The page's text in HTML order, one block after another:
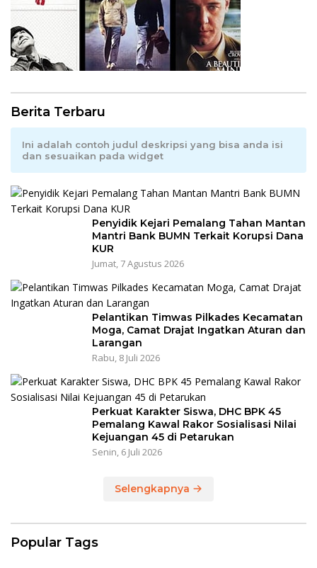
Berita Terbaru
Ini adalah contoh judul deskripsi yang bisa anda isi
dan sesuaikan pada widget
Penyidik Kejari Pemalang Tahan Mantan
Mantri Bank BUMN Terkait Korupsi Dana
KUR
Jumat, 7 Agustus 2026
Pelantikan Timwas Pilkades Kecamatan
Moga, Camat Drajat Ingatkan Aturan dan
Larangan
Rabu, 8 Juli 2026
Perkuat Karakter Siswa, DHC BPK 45
Pemalang Kawal Rakor Sosialisasi Nilai
Kejuangan 45 di Petarukan
Senin, 6 Juli 2026
Selengkapnya
Popular Tags